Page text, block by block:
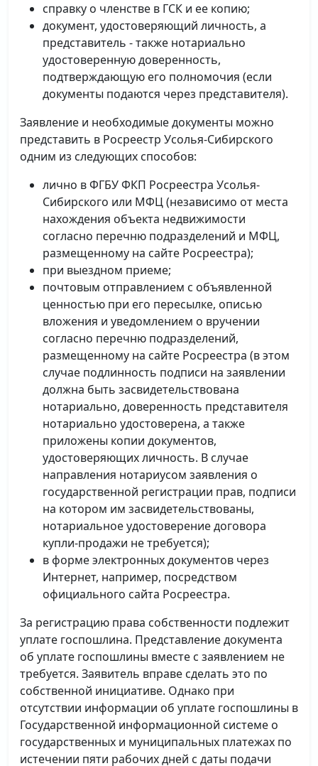
справку о членстве в ГСК и ее копию;
документ, удостоверяющий личность, а
представитель - также нотариально
удостоверенную доверенность,
подтверждающую его полномочия (если
документы подаются через представителя).
Заявление и необходимые документы можно
представить в Росреестр Усолья-Сибирского
одним из следующих способов:
лично в ФГБУ ФКП Росреестра Усолья-
Сибирского или МФЦ (независимо от места
нахождения объекта недвижимости
согласно перечню подразделений и МФЦ,
размещенному на сайте Росреестра);
при выездном приеме;
почтовым отправлением с объявленной
ценностью при его пересылке, описью
вложения и уведомлением о вручении
согласно перечню подразделений,
размещенному на сайте Росреестра (в этом
случае подлинность подписи на заявлении
должна быть засвидетельствована
нотариально, доверенность представителя
нотариально удостоверена, а также
приложены копии документов,
удостоверяющих личность. В случае
направления нотариусом заявления о
государственной регистрации прав, подписи
на котором им засвидетельствованы,
нотариальное удостоверение договора
купли-продажи не требуется);
в форме электронных документов через
Интернет, например, посредством
официального сайта Росреестра.
За регистрацию права собственности подлежит
уплате госпошлина. Представление документа
об уплате госпошлины вместе с заявлением не
требуется. Заявитель вправе сделать это по
собственной инициативе. Однако при
отсутствии информации об уплате госпошлины в
Государственной информационной системе о
государственных и муниципальных платежах по
истечении пяти рабочих дней с даты подачи